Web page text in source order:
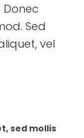
Donec
Sed
vel
sed mollis